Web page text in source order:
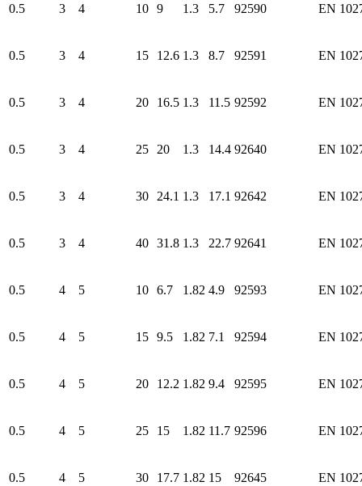
0.5 3 4 10 9 1.3 5.7 92590 EN
0.5 3 4 15 12.6 1.3 8.7 92591 EN
0.5 3 4 20 16.5 1.3 11.5 92592 EN
0.5 3 4 25 20 1.3 14.4 92640 EN
0.5 3 4 30 24.1 1.3 17.1 92642 EN
0.5 3 4 40 31.8 1.3 22.7 92641 EN
0.5 4 5 10 6.7 1.82 4.9 92593 EN
0.5 4 5 15 9.5 1.82 7.1 92594 EN
0.5 4 5 20 12.2 1.82 9.4 92595 EN
0.5 4 5 25 15 1.82 11.7 92596 EN
0.5 4 5 30 17.7 1.82 15 92645 EN